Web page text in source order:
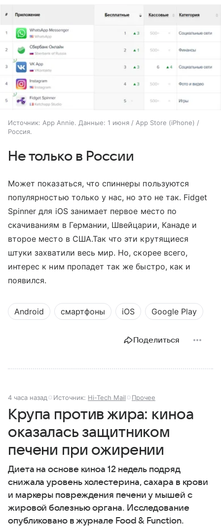
Источник: App Annie. Данные: 1 июня / App Store (iPhone) /
Россия.
Не только в России
Может показаться, что спиннеры пользуются
популярностью только у нас, но это не так. Fidget
Spinner для iOS занимает первое место по
скачиваниям в Германии, Швейцарии, Канаде и
второе место в США.Так что эти крутящиеся
штуки захватили весь мир. Но, скорее всего,
интерес к ним пропадет так же быстро, как и
появился.
Android смартфоны iOS Google Play
Поделиться
4 часа назад Источник: Hi-Tech Mail Прочее
Крупа против жира: киноа
оказалась защитником
печени при ожирении
Диета на основе киноа 12 недель подряд
снижала уровень холестерина, сахара в крови
и маркеры повреждения печени у мышей с
жировой болезнью органа. Исследование
опубликовано в журнале Food & Function.